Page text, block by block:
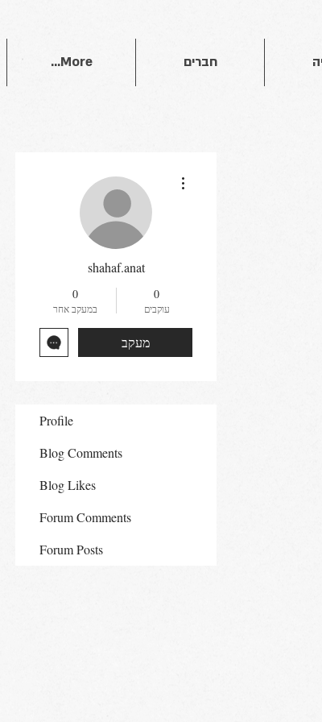
חברים More...
shahaf.anat
0
עוקבים
0
במעקב אחר
מעקב
Profile
Blog Comments
Blog Likes
Forum Comments
Forum Posts